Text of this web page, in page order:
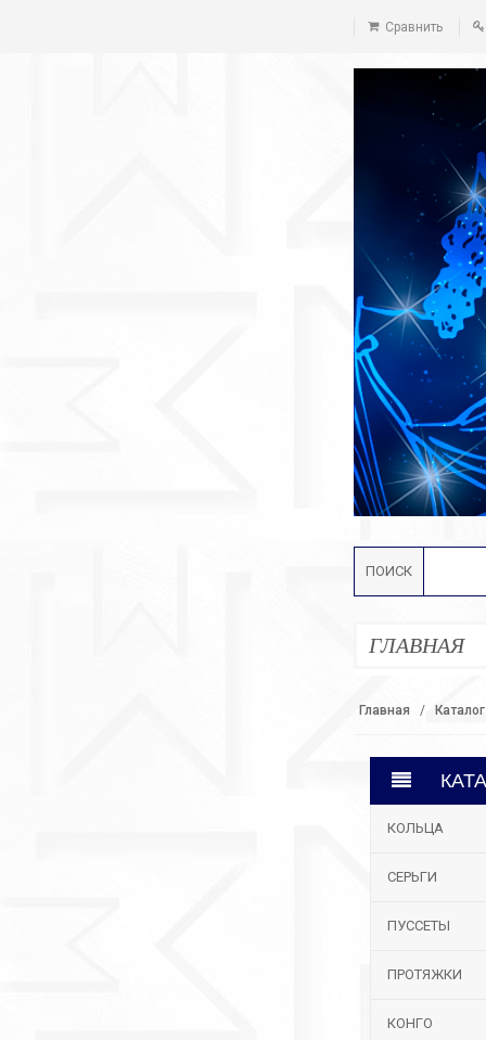
Сравнить
ПОИСК
ГЛАВНАЯ
Главная Каталог
КОЛЬЦА
СЕРЬГИ
ПУССЕТЫ
ПРОТЯЖКИ
КОНГО